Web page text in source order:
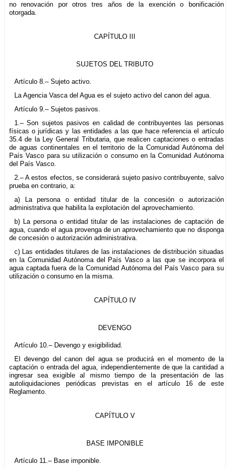
no renovación por otros tres años de la exención o bonificación
otorgada.
CAPÍTULO III
SUJETOS DEL TRIBUTO
Artículo 8.– Sujeto activo.
La Agencia Vasca del Agua es el sujeto activo del canon del agua.
Artículo 9.– Sujetos pasivos.
1.– Son sujetos pasivos en calidad de contribuyentes las personas
físicas o jurídicas y las entidades a las que hace referencia el artículo
35.4 de la Ley General Tributaria, que realicen captaciones o entradas
de aguas continentales en el territorio de la Comunidad Autónoma del
País Vasco para su utilización o consumo en la Comunidad Autónoma
del País Vasco.
2.– A estos efectos, se considerará sujeto pasivo contribuyente, salvo
prueba en contrario, a:
a) La persona o entidad titular de la concesión o autorización
administrativa que habilita la explotación del aprovechamiento.
b) La persona o entidad titular de las instalaciones de captación de
agua, cuando el agua provenga de un aprovechamiento que no disponga
de concesión o autorización administrativa.
c) Las entidades titulares de las instalaciones de distribución situadas
en la Comunidad Autónoma del País Vasco a las que se incorpora el
agua captada fuera de la Comunidad Autónoma del País Vasco para su
utilización o consumo en la misma.
CAPÍTULO IV
DEVENGO
Artículo 10.– Devengo y exigibilidad.
El devengo del canon del agua se producirá en el momento de la
captación o entrada del agua, independientemente de que la cantidad a
ingresar sea exigible al mismo tiempo de la presentación de las
autoliquidaciones periódicas previstas en el artículo 16 de este
Reglamento.
CAPÍTULO V
BASE IMPONIBLE
Artículo 11.– Base imponible.